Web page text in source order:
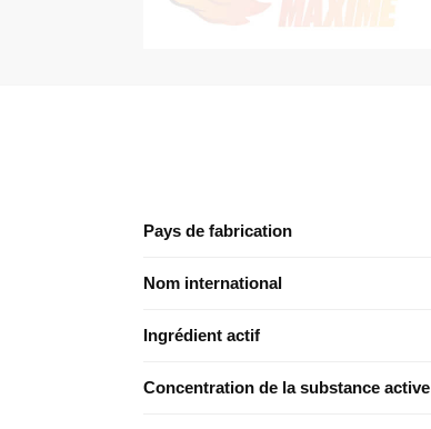
Pays de fabrication
Nom international
Ingrédient actif
Concentration de la substance active